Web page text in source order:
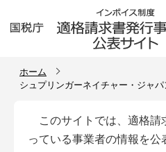
ホーム
シュプリンガーネイチャー・ジャ
このサイトでは、適格
っている事業者の情報を公